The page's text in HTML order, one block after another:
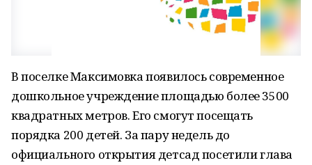
В поселке Максимовка появилось современное
дошкольное учреждение площадью более 3500
квадратных метров. Его смогут посещать
порядка 200 детей. За пару недель до
официального открытия детсад посетили глава